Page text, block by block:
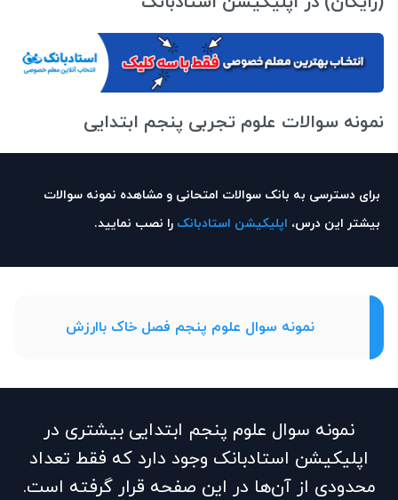
نمونه سوالات علوم تجربی پنجم ابتدایی
برای دسترسی به بانک سوالات امتحانی و مشاهده نمونه سوالات
بیشتر این درس، اپلیکیشن استادبانک را نصب نمایید.
نمونه سوال علوم پنجم فصل خاک باارزش
نمونه سوال علوم پنجم ابتدایی بیشتری در
اپلیکیشن استادبانک وجود دارد که فقط تعداد
محدودی از آن‌ها در این صفحه قرار گرفته است.